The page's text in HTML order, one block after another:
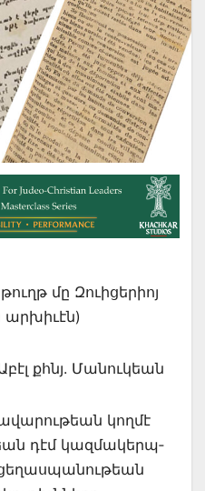
մը Զուիցերիոյ
արխիւէն)
քհնյ. Մանուկեան
կողմէ
դէմ կազմակերպ­